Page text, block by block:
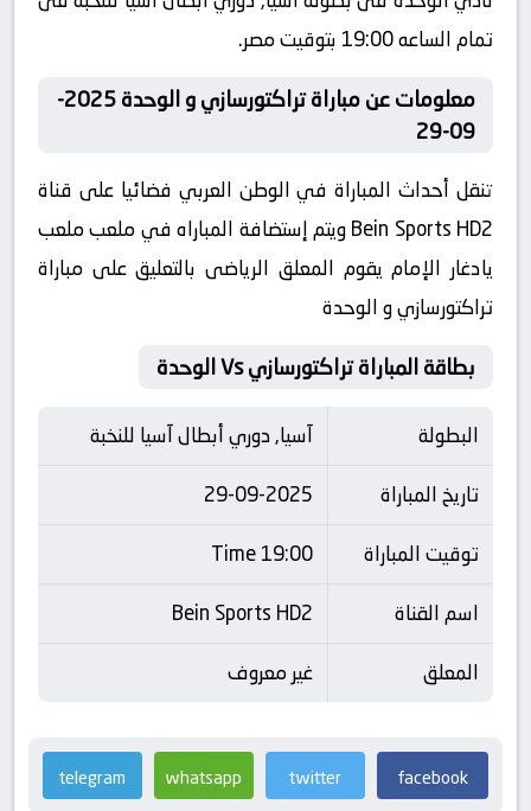
تمام الساعه 19:00 بتوقيت مصر.
معلومات عن مباراة تراکتورسازي و الوحدة 2025-
09-29
تنقل أحداث المباراة في الوطن العربي فضائيا على قناة
Bein Sports HD2 ويتم إستضافة المباراه في ملعب ملعب
يادغار الإمام يقوم المعلق الرياضى بالتعليق على مباراة
تراکتورسازي و الوحدة
بطاقة المباراة تراکتورسازي Vs الوحدة
البطولة
آسيا, دوري أبطال آسيا للنخبة
تاريخ المباراة
29-09-2025
توقيت المباراة
19:00 Time
اسم القناة
Bein Sports HD2
المعلق
غير معروف
facebook
twitter
whatsapp
telegram